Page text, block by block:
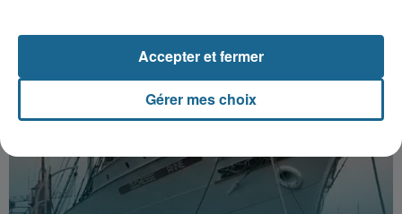
Gérer mes choix
Accepter et fermer